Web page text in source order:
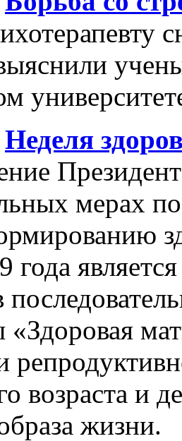
Неделя
мерах
года
возраста и
жизни.